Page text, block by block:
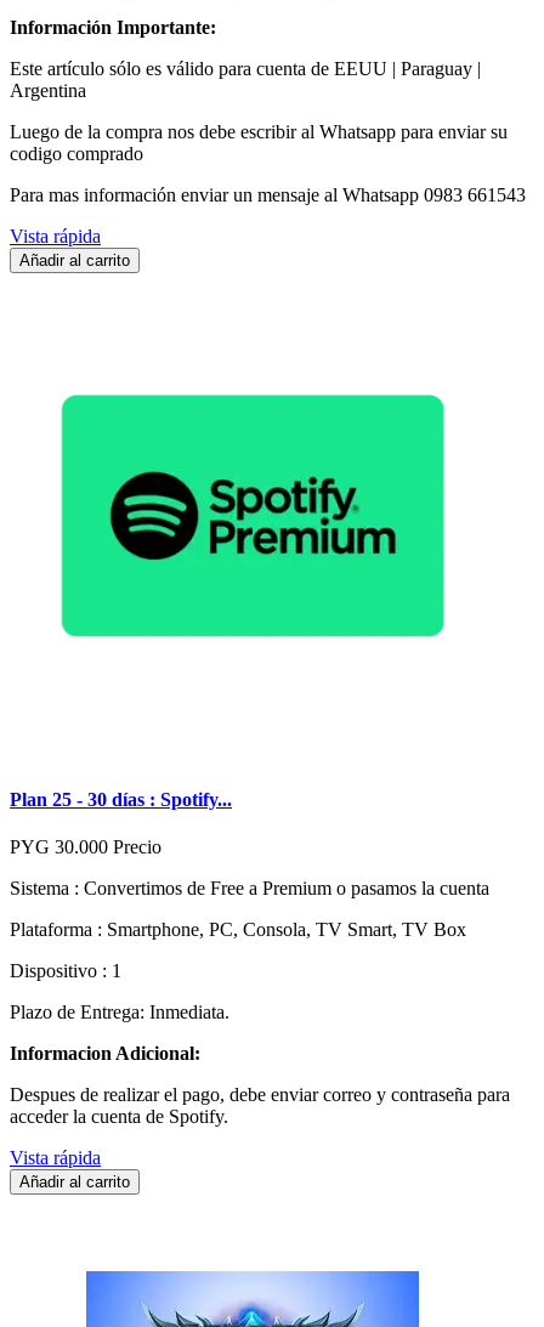
Información Importante:
Este artículo sólo es válido para cuenta de EEUU | Paraguay |
Argentina
Luego de la compra nos debe escribir al Whatsapp para enviar su
codigo comprado
Para mas información enviar un mensaje al Whatsapp 0983 661543
Vista rápida
Añadir al carrito
Plan 25 - 30 días : Spotify...
PYG 30.000 Precio
Sistema : Convertimos de Free a Premium o pasamos la cuenta
Plataforma : Smartphone, PC, Consola, TV Smart, TV Box
Dispositivo : 1
Plazo de Entrega: Inmediata.
Informacion Adicional:
Despues de realizar el pago, debe enviar correo y contraseña para
acceder la cuenta de Spotify.
Vista rápida
Añadir al carrito